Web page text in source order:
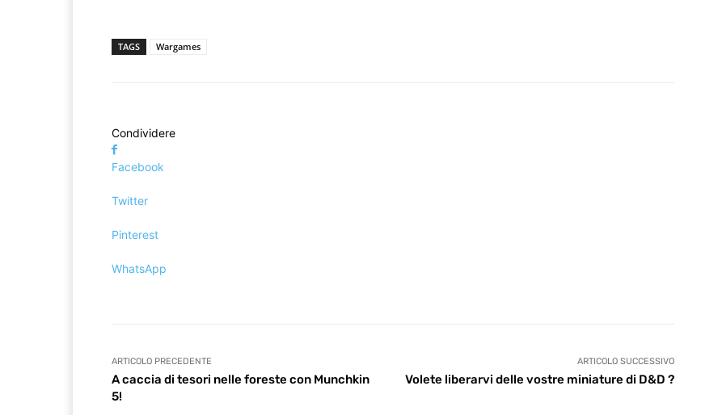
TAGS Wargames
Condividere
Facebook
Twitter
Pinterest
WhatsApp
ARTICOLO PRECEDENTE
A caccia di tesori nelle foreste con Munchkin
5!
ARTICOLO SUCCESSIVO
Volete liberarvi delle vostre miniature di D&D ?